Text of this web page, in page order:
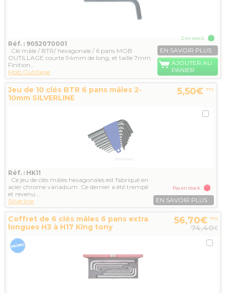
Réf. : 9052070001
Clé mâle / BTR/ hexagonale / 6 pans MOB
OUTILLAGE courte 94mm de long, et taille 7mm
Finition...
Mob Outillage
2 en stock
EN SAVOIR PLUS
AJOUTER AU
PANIER
Jeu de 10 clés BTR 6 pans mâles 2-
10mm SILVERLINE
5,50€ TTC
Réf. : HK11
Ce jeu de clés mâles hexagonales est fabriqué en
acier chrome vanadium. Ce dernier a été trempé
et revenu...
Silverline
Pas en stock
EN SAVOIR PLUS
Coffret de 6 clés mâles 6 pans extra
longues H3 à H17 King tony
56,70€ TTC
74,40€